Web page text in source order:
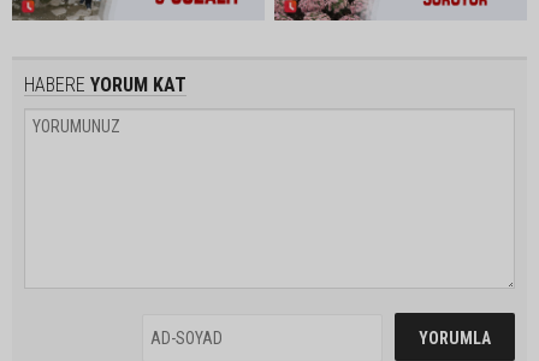
HABERE YORUM KAT